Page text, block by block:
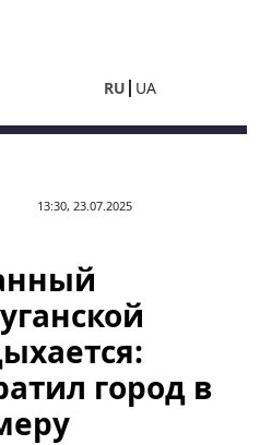
RU UA
13:30, 23.07.2025
город в